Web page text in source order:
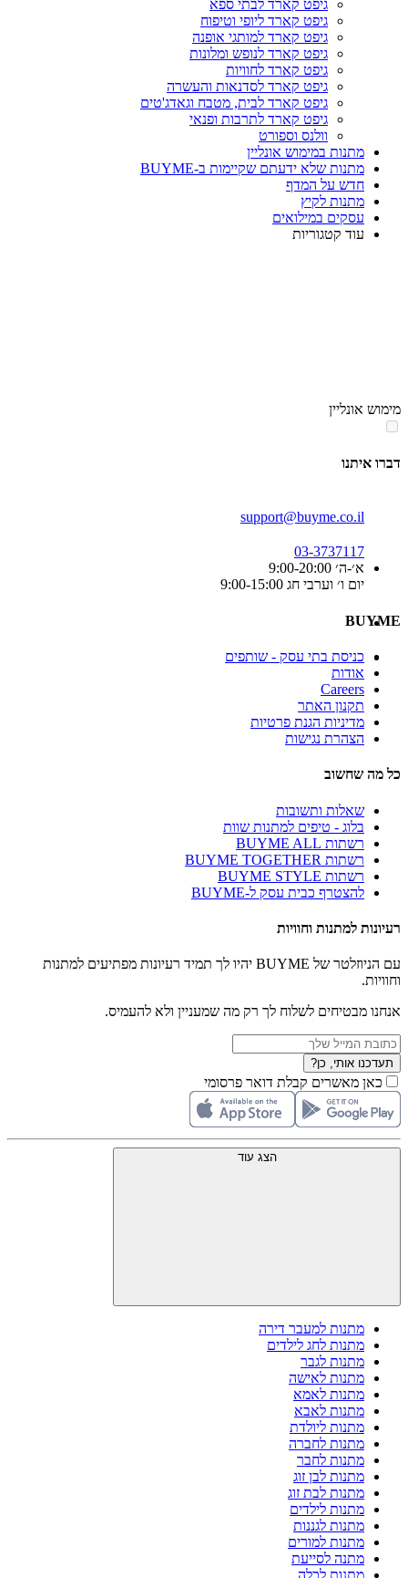
גיפט קארד לבתי ספא
גיפט קארד ליופי וטיפוח
גיפט קארד למותגי אופנה
גיפט קארד לנופש ומלונות
גיפט קארד לחוויות
גיפט קארד לסדנאות והעשרה
גיפט קארד לבית, מטבח וגאדג'טים
גיפט קארד לתרבות ופנאי
וולנס וספורט
מתנות במימוש אונליין
מתנות שלא ידעתם שקיימות ב-BUYME
חדש על המדף
מתנות לקיץ
עסקים במילואים
עוד קטגוריות
אזור
מימוש אונליין
דברו איתנו
support@buyme.co.il
03-3737117
א׳-ה׳ 9:00-20:00
יום ו׳ וערבי חג 9:00-15:00
BUYME
כניסת בתי עסק - שותפים
אודות
Careers
תקנון האתר
מדיניות הגנת פרטיות
הצהרת נגישות
כל מה שחשוב
שאלות ותשובות
בלוג - טיפים למתנות שוות
רשתות BUYME ALL
רשתות BUYME TOGETHER
רשתות BUYME STYLE
להצטרף כבית עסק ל-BUYME
רעיונות למתנות וחוויות
עם הניוזלטר של BUYME יהיו לך תמיד רעיונות מפתיעים למתנות
וחוויות.
אנחנו מבטיחים לשלוח לך רק מה שמעניין ולא להעמיס.
תעדכנו אותי, כן?
כאן מאשרים קבלת דואר פרסומי
הצג עוד
מתנות למעבר דירה
מתנות לחג לילדים
מתנות לגבר
מתנות לאישה
מתנות לאמא
מתנות לאבא
מתנות ליולדת
מתנות לחברה
מתנות לחבר
מתנות לבן זוג
מתנות לבת זוג
מתנות לילדים
מתנות לגננות
מתנות למורים
מתנה לסייעת
מתנות לכלה